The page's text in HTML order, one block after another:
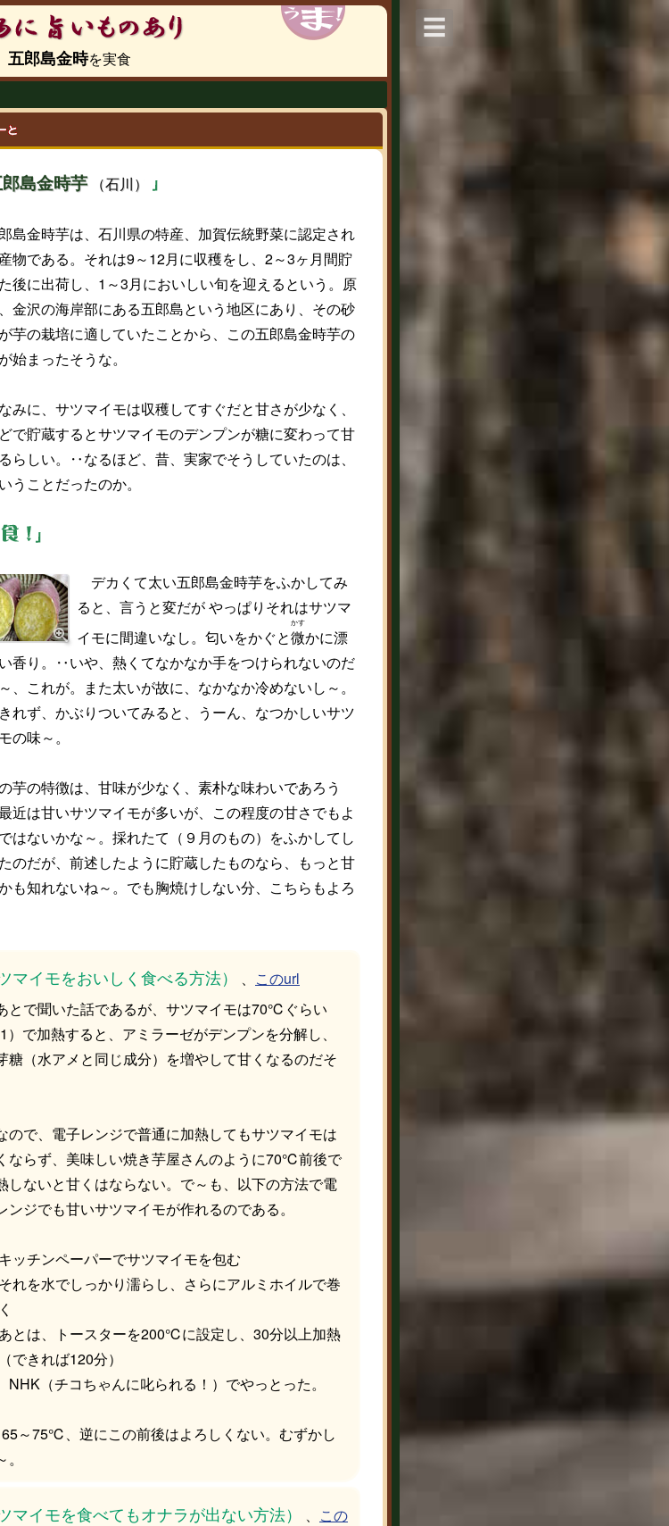
五郎島金時
島金時芋 （石川）
島金時芋は、石川県の特産、加賀伝統野菜に認定され
物である。それは9～12月に収穫をし、2～3ヶ月間貯
後に出荷し、1～3月においしい旬を迎えるという。原
金沢の海岸部にある五郎島という地区にあり、その砂
芋の栽培に適していたことから、この五郎島金時芋の
始まったそうな。
みに、サツマイモは収穫してすぐだと甘さが少なく、
で貯蔵するとサツマイモのデンプンが糖に変わって甘
らしい。‥なるほど、昔、実家でそうしていたのは、
うことだったのか。
デカくて太い五郎島金時芋をふかしてみ
ると、言うと変だが やっぱりそれはサツマ
イモに間違いなし。匂いをかぐと微
かす
かに漂
香り。‥いや、熱くてなかなか手をつけられないのだ
、これが。また太いが故に、なかなか冷めないし～。
れず、かぶりついてみると、うーん、なつかしいサツ
の味～。
芋の特徴は、甘味が少なく、素朴な味わいであろう
近は甘いサツマイモが多いが、この程度の甘さでもよ
はないかな～。採れたて（９月のもの）をふかしてし
のだが、前述したように貯蔵したものなら、もっと甘
も知れないね～。でも胸焼けしない分、こちらもよろ
マイモをおいしく食べる方法） 、 このurl
とで聞いた話であるが、サツマイモは70℃ぐらい
）で加熱すると、アミラーゼがデンプンを分解し、
糖（水アメと同じ成分）を増やして甘くなるのだそ
ので、電子レンジで普通に加熱してもサツマイモは
ならず、美味しい焼き芋屋さんのように70℃前後で
しないと甘くはならない。で～も、以下の方法で電
ンジでも甘いサツマイモが作れるのである。
キッチンペーパーでサツマイモを包む
それを水でしっかり濡らし、さらにアルミホイルで巻
く
あとは、トースターを200℃に設定し、30分以上加熱
（できれば120分）
NHK（チコちゃんに叱られる！）でやっとった。
～75℃、逆にこの前後はよろしくない。むずかし
マイモを食べてもオナラが出ない方法） 、 この
☰